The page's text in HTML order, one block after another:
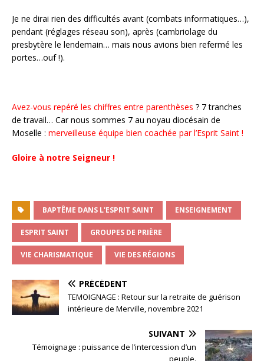
Je ne dirai rien des difficultés avant (combats informatiques…),
pendant (réglages réseau son), après (cambriolage du
presbytère le lendemain… mais nous avions bien refermé les
portes…ouf !).
Avez-vous repéré les chiffres entre parenthèses ? 7 tranches
de travail… Car nous sommes 7 au noyau diocésain de
Moselle : merveilleuse équipe bien coachée par l’Esprit Saint !
Gloire à notre Seigneur !
BAPTÊME DANS L'ESPRIT SAINT ENSEIGNEMENT
ESPRIT SAINT GROUPES DE PRIÈRE
VIE CHARISMATIQUE VIE DES RÉGIONS
PRÉCÉDENT
TEMOIGNAGE : Retour sur la retraite de guérison
intérieure de Merville, novembre 2021
SUIVANT
Témoignage : puissance de l’intercession d’un
peuple.